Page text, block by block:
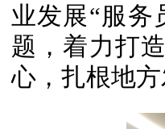
业发展“服务
题，着力打
心，扎根地